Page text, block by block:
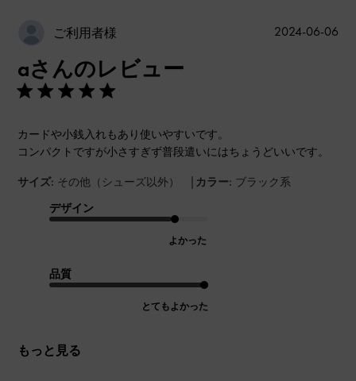
ご利用者様
aさんのレビュー
カードや小銭入れもあり使いやすいです。
コンパクトですが小さすぎず普段遣いにはちょうどいいです。
サイズ: その他（シューズ以外） | カラー: ブラック系
デザイン
よかった
品質
とてもよかった
もっと見る
公
2024-06-06